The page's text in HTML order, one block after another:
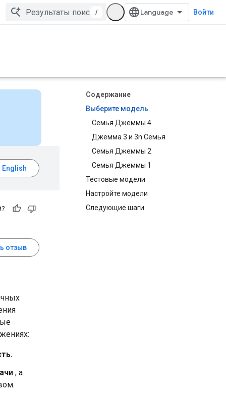
/ Войти
Содержание
Выберите модель
Семья Джеммы 4
Джемма 3 и 3n Семья
Семья Джеммы 2
Семья Джеммы 1
Тестовые модели
Настройте модели
Следующие шаги
отзыв
, а